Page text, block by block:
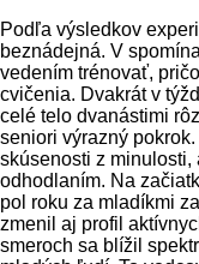
Podľa výsledkov
beznádejná. V
vedením trénovať,
cvičenia. Dvakrát v
celé telo dvanástimi
seniori výrazný
skúsenosti z
odhodlaním. Na
pol roku za mladíkmi
zmenil aj profil
smeroch sa blížil